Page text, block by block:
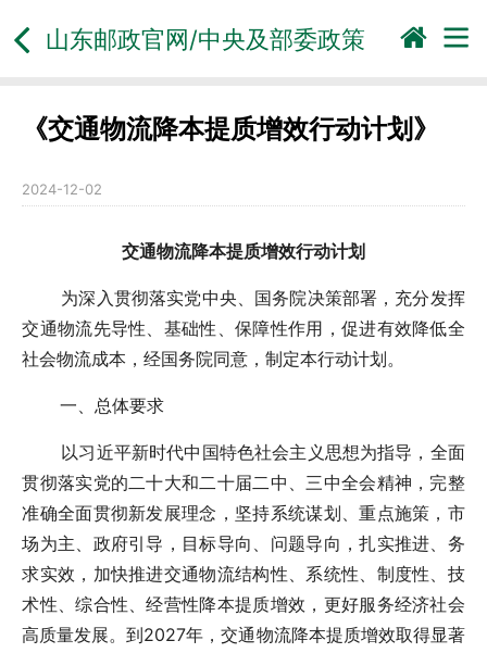
山东邮政官网/中央及部委政策
《交通物流降本提质增效行动计划》
2024-12-02
交通物流降本提质增效行动计划
为深入贯彻落实党中央、国务院决策部署，充分发挥
交通物流先导性、基础性、保障性作用，促进有效降低全
社会物流成本，经国务院同意，制定本行动计划。
一、总体要求
以习近平新时代中国特色社会主义思想为指导，全面
贯彻落实党的二十大和二十届二中、三中全会精神，完整
准确全面贯彻新发展理念，坚持系统谋划、重点施策，市
场为主、政府引导，目标导向、问题导向，扎实推进、务
求实效，加快推进交通物流结构性、系统性、制度性、技
术性、综合性、经营性降本提质增效，更好服务经济社会
高质量发展。到2027年，交通物流降本提质增效取得显著